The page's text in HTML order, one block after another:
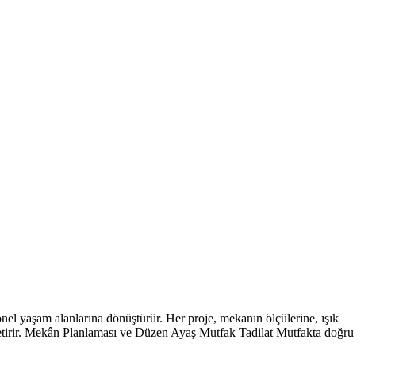
yaşam alanlarına dönüştürür. Her proje, mekanın ölçülerine, ışık
Mekân Planlaması ve Düzen Ayaş Mutfak Tadilat Mutfakta doğru